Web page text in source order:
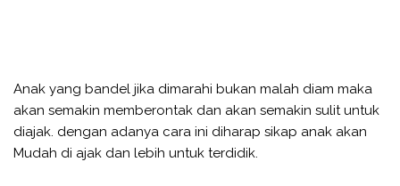
Anak yang bandel jika dimarahi bukan malah diam maka
akan semakin memberontak dan akan semakin sulit untuk
diajak. dengan adanya cara ini diharap sikap anak akan
Mudah di ajak dan lebih untuk terdidik.